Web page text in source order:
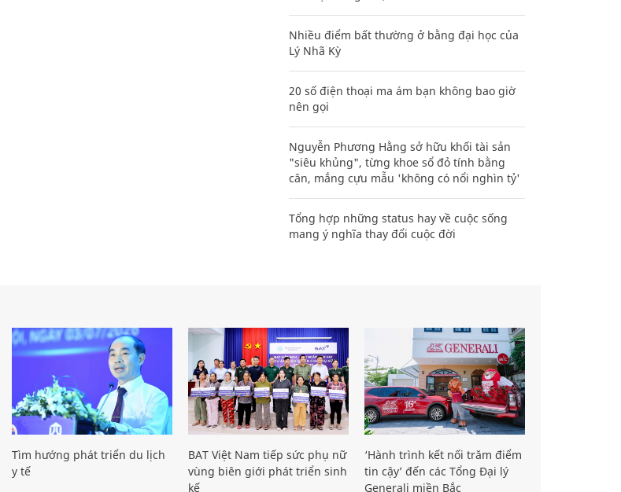
Nhiều điểm bất thường ở bằng đại học của
Lý Nhã Kỳ
20 số điện thoại ma ám bạn không bao giờ
nên gọi
Nguyễn Phương Hằng sở hữu khối tài sản
"siêu khủng", từng khoe sổ đỏ tính bằng
cân, mắng cựu mẫu 'không có nổi nghìn tỷ'
Tổng hợp những status hay về cuộc sống
mang ý nghĩa thay đổi cuộc đời
Tìm hướng phát triển du lịch
y tế
BAT Việt Nam tiếp sức phụ nữ
vùng biên giới phát triển sinh
kế
‘Hành trình kết nối trăm điểm
tin cậy’ đến các Tổng Đại lý
Generali miền Bắc